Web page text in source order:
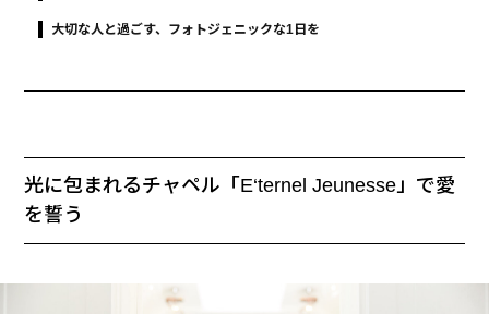
大切な人と過ごす、フォトジェニックな1日を
光に包まれるチャペル「E‘ternel Jeunesse」で愛
を誓う